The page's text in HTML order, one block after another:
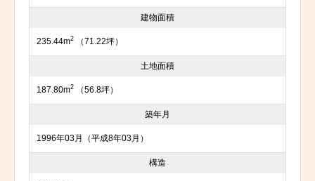
建物面積
235.44m2 （71.22坪）
土地面積
187.80m2 （56.8坪）
築年月
1996年03月（平成8年03月）
構造